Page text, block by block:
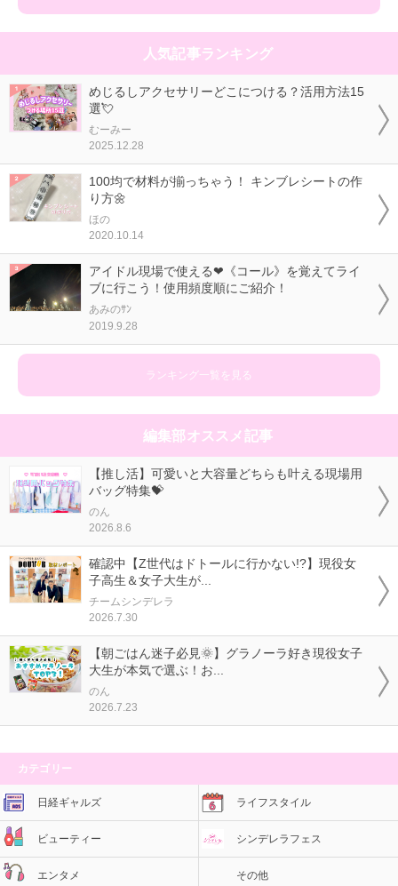
人気記事ランキング
めじるしアクセサリーどこにつける？活用方法15
選💘
むーみー
2025.12.28
100均で材料が揃っちゃう！ キンブレシートの作
り方🌼
ほの
2020.10.14
アイドル現場で使える❤《コール》を覚えてライ
ブに行こう！使用頻度順にご紹介！
あみのｻﾝ
2019.9.28
ランキング一覧を見る
編集部オススメ記事
【推し活】可愛いと大容量どちらも叶える現場用
バッグ特集💝
のん
2026.8.6
確認中【Z世代はドトールに行かない!?】現役女
子高生＆女子大生が...
チームシンデレラ
2026.7.30
【朝ごはん迷子必見🌞】グラノーラ好き現役女子
大生が本気で選ぶ！お...
のん
2026.7.23
カテゴリー
日経ギャルズ ライフスタイル
ビューティー シンデレラフェス
エンタメ その他